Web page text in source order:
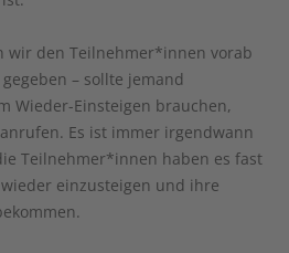
wir den Teilnehmer*innen vorab
– sollte jemand
Wieder-Einsteigen brauchen,
Es ist immer irgendwann
Teilnehmer*innen haben es fast
einzusteigen und ihre